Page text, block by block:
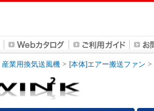
産業用換気送風機 [本体]エアー搬送ファン